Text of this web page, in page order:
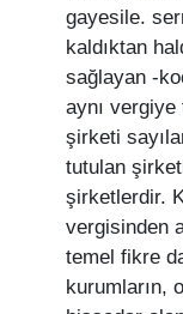
gayesile.
kaldıktan
sağlayan -
aynı
şirketi
tutulan
şirketlerdir.
vergisinden
temel fikre
kurumların,